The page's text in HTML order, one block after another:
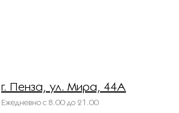
г. Пенза, ул. Мира, 44А
Ежедневно с 8.00 до 21.00